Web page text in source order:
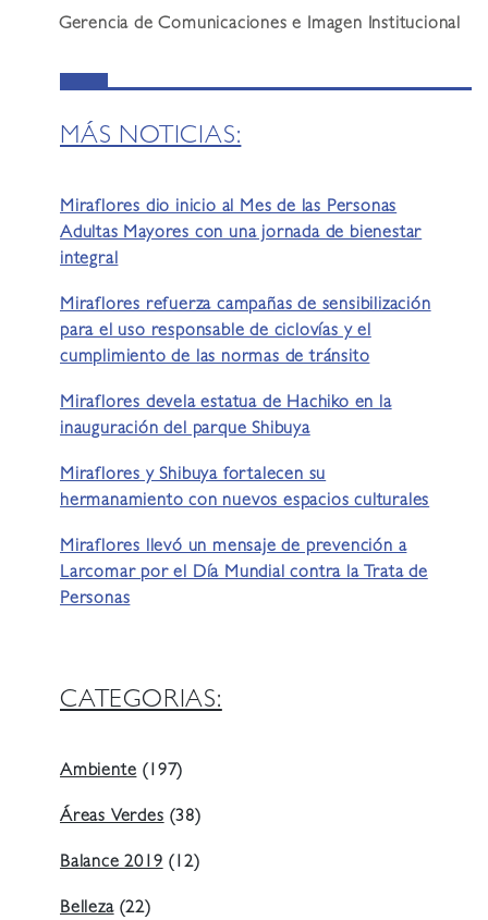
Gerencia de Comunicaciones e Imagen Institucional
MÁS NOTICIAS:
Miraflores dio inicio al Mes de las Personas
Adultas Mayores con una jornada de bienestar
integral
Miraflores refuerza campañas de sensibilización
para el uso responsable de ciclovías y el
cumplimiento de las normas de tránsito
Miraflores devela estatua de Hachiko en la
inauguración del parque Shibuya
Miraflores y Shibuya fortalecen su
hermanamiento con nuevos espacios culturales
Miraflores llevó un mensaje de prevención a
Larcomar por el Día Mundial contra la Trata de
Personas
CATEGORIAS:
Ambiente(197)
Áreas Verdes(38)
Balance 2019(12)
Belleza(22)